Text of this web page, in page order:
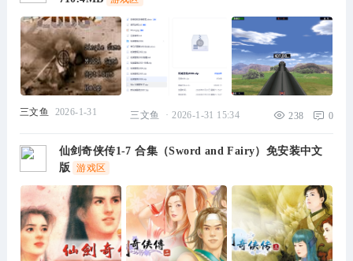
三文鱼 2026-1-31 三文鱼 · 2026-1-31 15:34 238 0
仙剑奇侠传1-7 合集（Sword and Fairy）免安装中文
版
游戏区